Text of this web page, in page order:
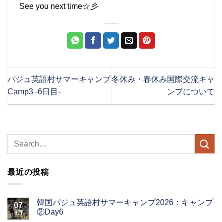
See you next time☆彡
パジュ英語村サマーキャンプ
Camp3 -6日目-
冬休み・春休み国際交流キャ
ンプについて
最近の投稿
07
8月
韓国パジュ英語村サマーキャンプ2026：キャンプ
②Day6